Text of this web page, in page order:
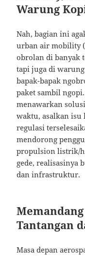
Warung
Nah, bagian ini
urban air mobility
obrolan di banyak
tapi juga di
bapak-bapak
paket sambil
menawarkan
waktu, asalkan isu
regulasi
mendorong
propulsion listrik/
gede, realisasinya
dan infrastruktur.
Tantangan
Masa depan